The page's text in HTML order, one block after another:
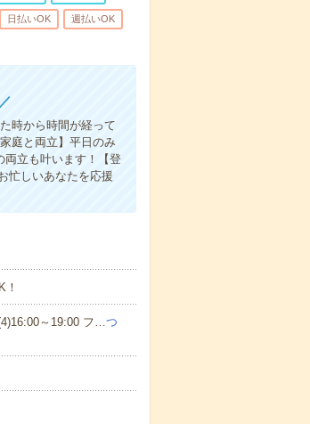
日払いOK 週払いOK
時から時間が経って
庭と両立】平日のみ
両立も叶います！【登
忙しいあなたを応援
～19:00 フ… つ